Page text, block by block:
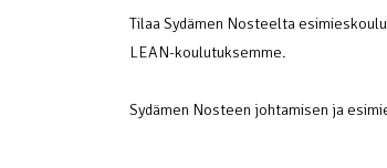
Tilaa Sydämen Nosteelta
LEAN-koulutuksemme.
Sydämen Nosteen johtamisen ja